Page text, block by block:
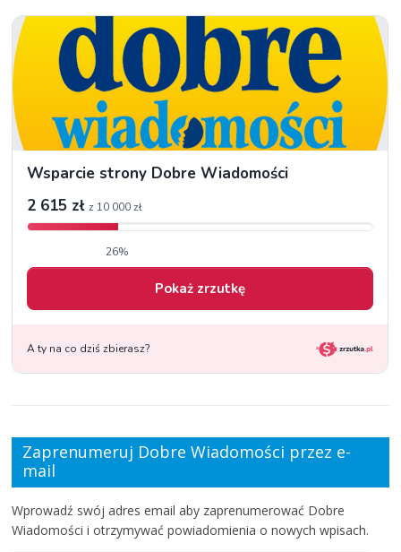
Zaprenumeruj Dobre Wiadomości przez e-
mail
Wprowadź swój adres email aby zaprenumerować Dobre
Wiadomości i otrzymywać powiadomienia o nowych wpisach.